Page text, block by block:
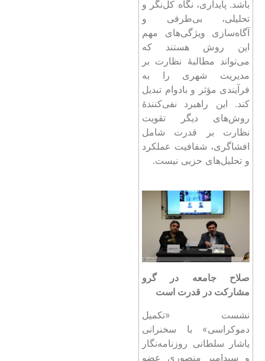
باشد. پایداری، نگاه کل‌نگر و
تحلیلی، بی‌طرفی و
آگاه‌سازی ویژگی‌های مهم
این روش هستند که
می‌تواند مطالبۀ نظارت بر
مدیریت شهری را به
فرآیندی مؤثر و بادوام تبدیل
کند. این راهبرد نفی‌کنندۀ
روش‌های دیگر تقویت
نظارت بر قدرت شامل
افشاگری، شفافیت عملکرد
و تحلیل‌های حزبی نیست.
صلاح جامعه در گرو
مشارکت در قدرت است
نشست «تکمیل
دموکراسی» با سخنرانی
یاشار سلطانی روزنامه‌نگار
و سیدامیر منصوری عضو